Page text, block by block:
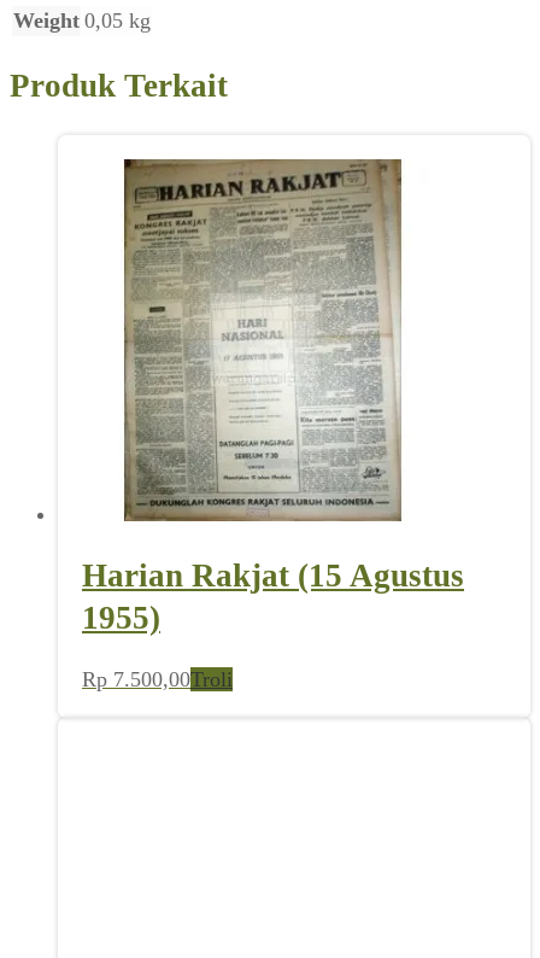
Weight 0,05 kg
Produk Terkait
Harian Rakjat (15 Agustus
1955)
Rp 7.500,00Troli